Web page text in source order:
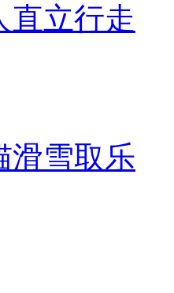
直立行走
滑雪取乐